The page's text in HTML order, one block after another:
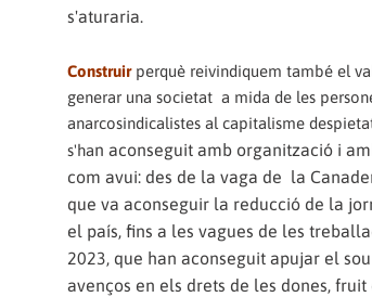
s'aturaria.
Construirperquè reivindiquem també el
generar una societat a mida de les
anarcosindicalistes al capitalisme
s'han aconseguit amb organització i
com avui: des de la vaga de la
que va aconseguir la reducció de la
el país, fins a les vagues de les
2023, que han aconseguit apujar el
avenços en els drets de les dones,